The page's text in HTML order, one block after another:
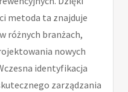
metoda ta znajduje
różnych branżach,
nowych
identyfikacja
zarządzania